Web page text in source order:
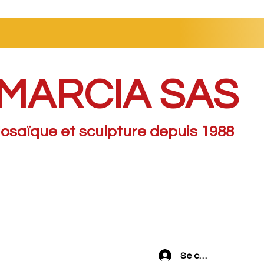
SAS
et sculpture depuis 1988
Se connecter